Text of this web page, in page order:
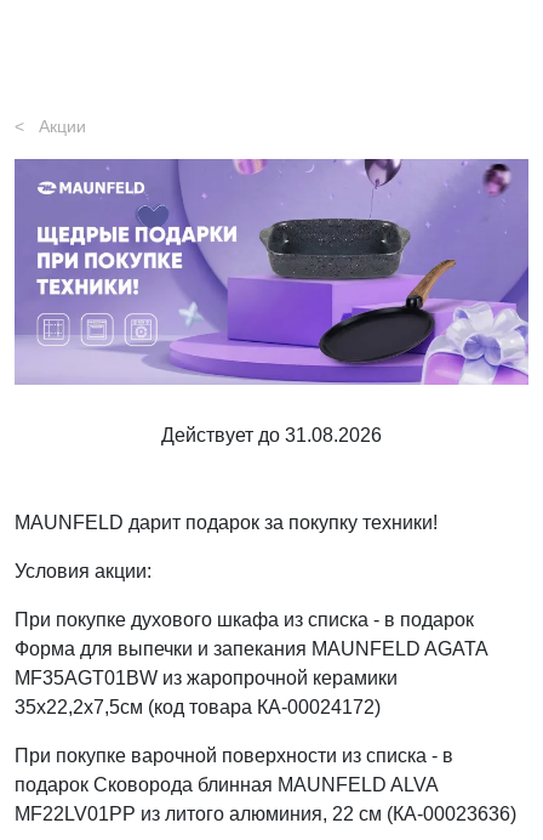
Акции
Действует до 31.08.2026
MAUNFELD дарит подарок за покупку техники!
Условия акции:
При покупке духового шкафа из списка - в подарок
Форма для выпечки и запекания MAUNFELD AGATA
MF35AGT01BW из жаропрочной керамики
35x22,2x7,5см (код товара КА-00024172)
При покупке варочной поверхности из списка - в
подарок Сковорода блинная MAUNFELD ALVA
MF22LV01PP из литого алюминия, 22 см (КА-00023636)